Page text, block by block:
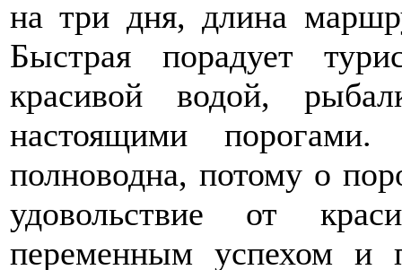
на три дня, длина
Быстрая порадует
красивой водой,
настоящими
полноводна, потому о
удовольствие от
переменным успехом и